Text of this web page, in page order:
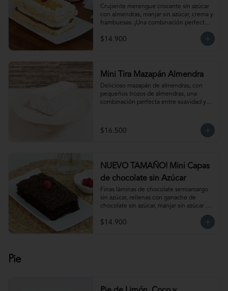
Crujiente merengue crocante sin azúcar
con almendras, manjar sin azúcar, crema y
frambuesas. ¡Una combinación perfecta!
Para 6 personas. Producto congelado, se
recomienda descongelar de 1 hora a
$14.900
Mini Tira Mazapán Almendra
Delicioso mazapán de almendras, con
pequeños trozos de almendras, una
combinación perfecta entre suavidad y
$16.500
NUEVO TAMAÑO! Mini Capas
de chocolate sin Azúcar
Finas láminas de chocolate semiamargo
sin azúcar, rellenas con ganache de
chocolate sin azúcar, manjar sin azúcar y
¡Simplemente irresistible!
Para 6-8 personas. Producto congelado,
$14.900
Pie